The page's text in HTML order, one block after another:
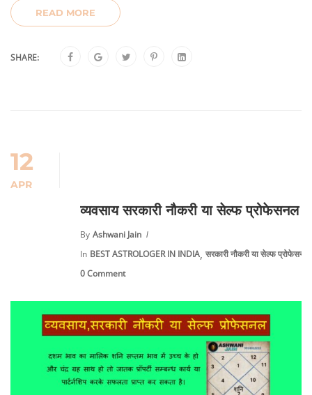
READ MORE
SHARE:
12
APR
व्यवसाय सरकारी नौकरी या सेल्फ प्रोफेसनल
By Ashwani Jain
In BEST ASTROLOGER IN INDIA, सरकारी नौकरी या सेल्फ प्रोफेसनल
0 Comment